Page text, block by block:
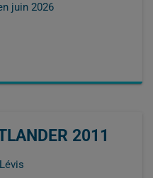
juin 2026
2011